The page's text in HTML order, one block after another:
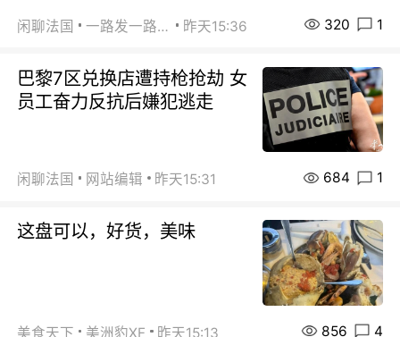
闲聊法国 一路发一路发 昨天15:36 320 1
巴黎7区兑换店遭持枪抢劫 女
员工奋力反抗后嫌犯逃走
闲聊法国 网站编辑 昨天15:31 684 1
这盘可以，好货，美味
美食天下 美洲豹XF 昨天15:13 856 4